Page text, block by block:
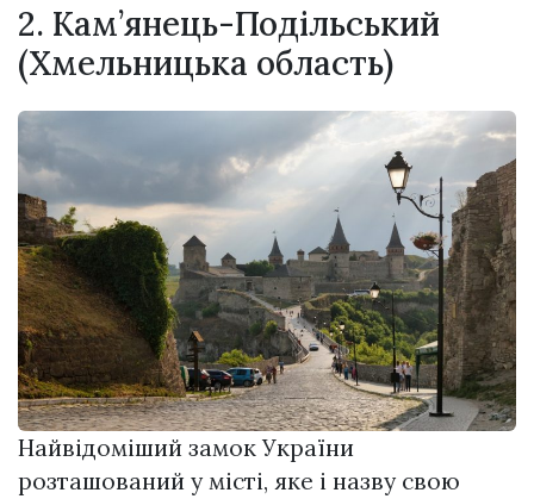
2. Кам’янець-Подільський
(Хмельницька область)
Найвідоміший замок України
розташований у місті, яке і назву свою